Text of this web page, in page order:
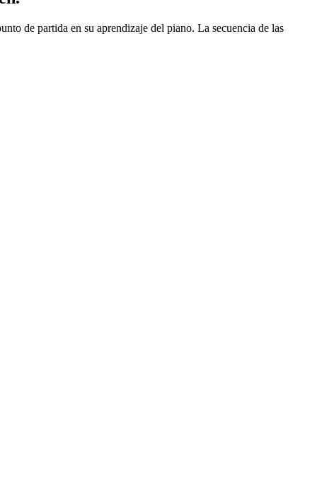
de partida en su aprendizaje del piano. La secuencia de las